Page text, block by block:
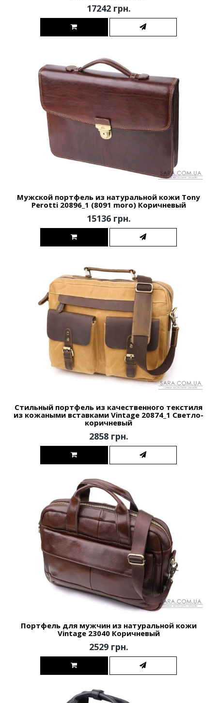
17242 грн.
Мужской портфель из натуральной кожи Tony
Perotti 20896_1 (8091 moro) Коричневый
15136 грн.
Стильный портфель из качественного текстиля
из кожаными вставками Vintage 20874_1 Светло-
коричневый
2858 грн.
Портфель для мужчин из натуральной кожи
Vintage 23040 Коричневый
2529 грн.